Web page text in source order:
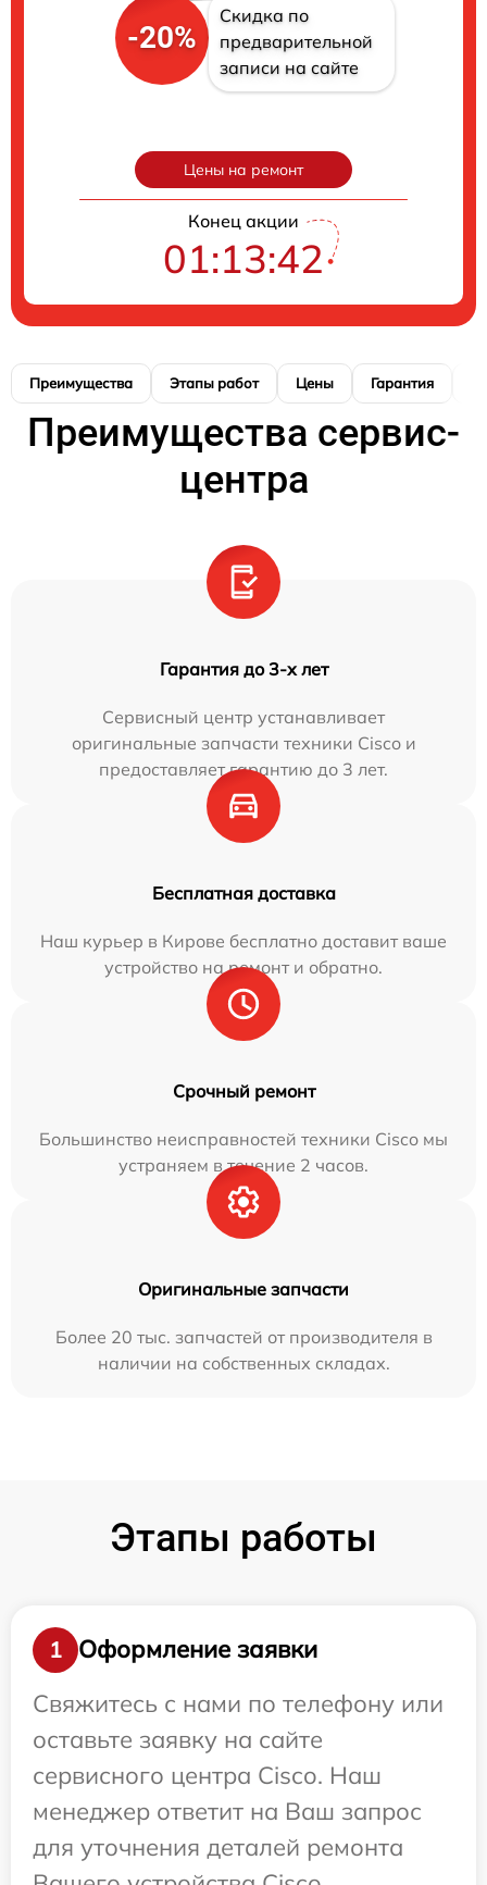
-20%
Скидка по
предварительной
записи на сайте
Цены на ремонт
Конец акции
01:13:40
Преимущества Этапы работ Цены Гарантия
Преимущества сервис-
центра
Гарантия до 3-х лет
Сервисный центр устанавливает
оригинальные запчасти техники Cisco и
предоставляет гарантию до 3 лет.
Бесплатная доставка
Наш курьер в Кирове бесплатно доставит ваше
устройство на ремонт и обратно.
Срочный ремонт
Большинство неисправностей техники Cisco мы
устраняем в течение 2 часов.
Оригинальные запчасти
Более 20 тыс. запчастей от производителя в
наличии на собственных складах.
Этапы работы
1
Оформление заявки
Свяжитесь с нами по телефону или
оставьте заявку на сайте
сервисного центра Cisco. Наш
менеджер ответит на Ваш запрос
для уточнения деталей ремонта